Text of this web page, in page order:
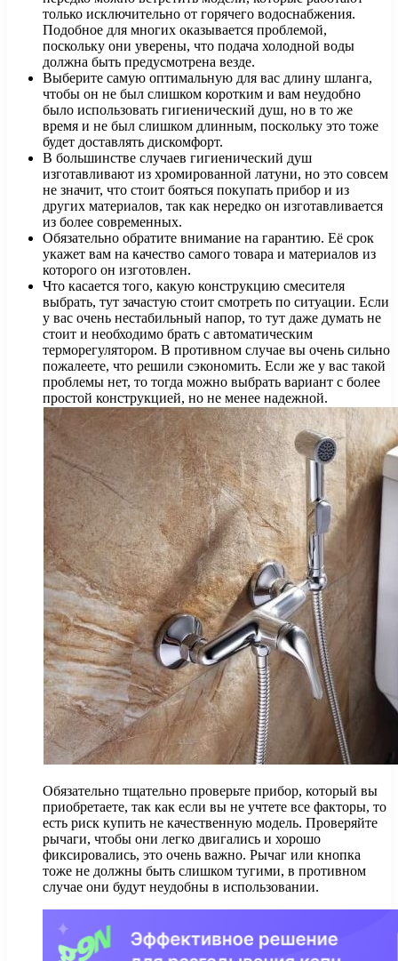
только исключительно от горячего водоснабжения.
Подобное для многих оказывается проблемой,
поскольку они уверены, что подача холодной воды
должна быть предусмотрена везде.
Выберите самую оптимальную для вас длину шланга,
чтобы он не был слишком коротким и вам неудобно
было использовать гигиенический душ, но в то же
время и не был слишком длинным, поскольку это тоже
будет доставлять дискомфорт.
В большинстве случаев гигиенический душ
изготавливают из хромированной латуни, но это совсем
не значит, что стоит бояться покупать прибор и из
других материалов, так как нередко он изготавливается
из более современных.
Обязательно обратите внимание на гарантию. Её срок
укажет вам на качество самого товара и материалов из
которого он изготовлен.
Что касается того, какую конструкцию смесителя
выбрать, тут зачастую стоит смотреть по ситуации. Если
у вас очень нестабильный напор, то тут даже думать не
стоит и необходимо брать с автоматическим
терморегулятором. В противном случае вы очень сильно
пожалеете, что решили сэкономить. Если же у вас такой
проблемы нет, то тогда можно выбрать вариант с более
простой конструкцией, но не менее надежной.
Обязательно тщательно проверьте прибор, который вы
приобретаете, так как если вы не учтете все факторы, то
есть риск купить не качественную модель. Проверяйте
рычаги, чтобы они легко двигались и хорошо
фиксировались, это очень важно. Рычаг или кнопка
тоже не должны быть слишком тугими, в противном
случае они будут неудобны в использовании.